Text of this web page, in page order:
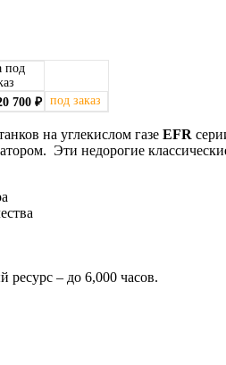
под
700 ₽ под заказ
на углекислом газе EFR
Эти недорогие
ресурс – до 6,000 часов.